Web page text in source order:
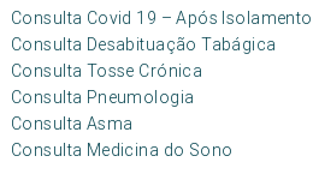
Consulta Covid 19 – Após Isolamento
Consulta Desabituação Tabágica
Consulta Tosse Crónica
Consulta Pneumologia
Consulta Asma
Consulta Medicina do Sono